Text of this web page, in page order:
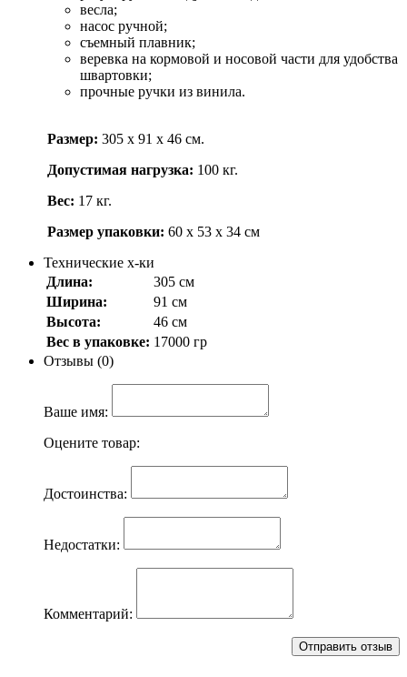
весла;
насос ручной;
съемный плавник;
веревка на кормовой и носовой части для удобства
швартовки;
прочные ручки из винила.
Размер: 305 х 91 х 46 см.
Допустимая нагрузка: 100 кг.
Вес: 17 кг.
Размер упаковки: 60 х 53 х 34 см
Технические х-ки
Длина:
305 см
Ширина:
91 см
Высота:
46 см
Вес в упаковке: 17000 гр
Отзывы (0)
Ваше имя:
Оцените товар:
Достоинства:
Недостатки:
Комментарий: